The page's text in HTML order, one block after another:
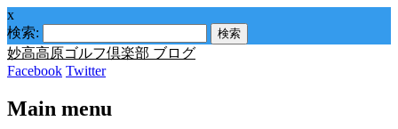
x
検索:
妙高高原ゴルフ倶楽部 ブログ
Facebook Twitter
Main menu